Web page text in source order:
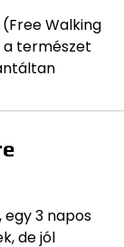
Walking
a természet
3 napos
de jól